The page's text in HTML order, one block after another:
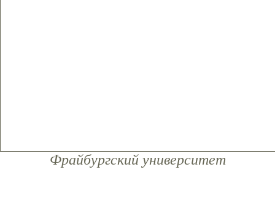
Фрайбургский университет